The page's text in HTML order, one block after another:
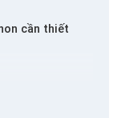
cần thiết